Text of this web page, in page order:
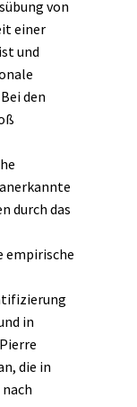
von
einer
und
den
durch das
empirische
in
die in